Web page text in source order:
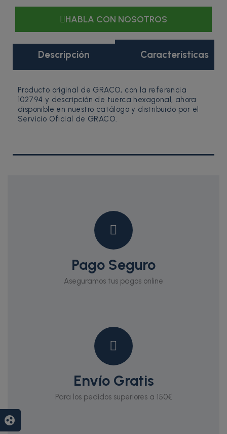
HABLA CON NOSOTROS
Descripción Características
Producto original de GRACO, con la referencia
102794 y descripción de tuerca hexagonal, ahora
disponible en nuestro catálogo y distribuido por el
Servicio Oficial de GRACO.
Pago Seguro
Aseguramos tus pagos online
Envío Gratis
Para los pedidos superiores a 150€
group_work